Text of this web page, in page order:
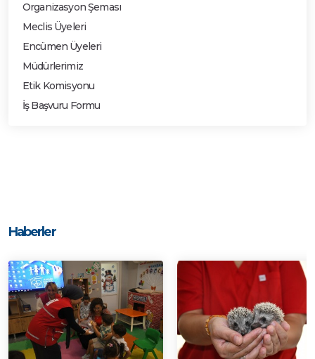
Organizasyon Şeması
Meclis Üyeleri
Encümen Üyeleri
Müdürlerimiz
Etik Komisyonu
İş Başvuru Formu
Haberler